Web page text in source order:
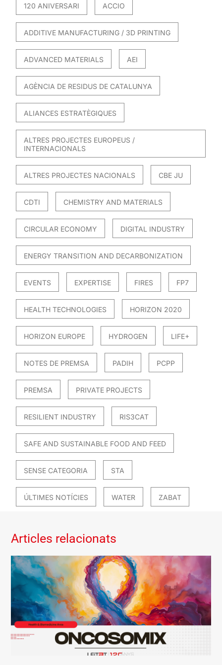
120 ANIVERSARI ACCIO
ADDITIVE MANUFACTURING / 3D PRINTING
ADVANCED MATERIALS AEI
AGÈNCIA DE RESIDUS DE CATALUNYA
ALIANCES ESTRATÈGIQUES
ALTRES PROJECTES EUROPEUS /
INTERNACIONALS
ALTRES PROJECTES NACIONALS CBE JU
CDTI CHEMISTRY AND MATERIALS
CIRCULAR ECONOMY DIGITAL INDUSTRY
ENERGY TRANSITION AND DECARBONIZATION
EVENTS EXPERTISE FIRES FP7
HEALTH TECHNOLOGIES HORIZON 2020
HORIZON EUROPE HYDROGEN LIFE+
NOTES DE PREMSA PADIH PCPP
PREMSA PRIVATE PROJECTS
RESILIENT INDUSTRY RIS3CAT
SAFE AND SUSTAINABLE FOOD AND FEED
SENSE CATEGORIA STA
ÚLTIMES NOTÍCIES WATER ZABAT
Articles relacionats